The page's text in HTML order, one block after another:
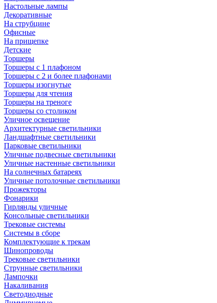
Настольные лампы
Декоративные
На струбцине
Офисные
На прищепке
Детские
Торшеры
Торшеры с 1 плафоном
Торшеры с 2 и более плафонами
Торшеры изогнутые
Торшеры для чтения
Торшеры на треноге
Торшеры со столиком
Уличное освещение
Архитектурные светильники
Ландшафтные светильники
Парковые светильники
Уличные подвесные светильники
Уличные настенные светильники
На солнечных батареях
Уличные потолочные светильники
Прожекторы
Фонарики
Гирлянды уличные
Консольные светильники
Трековые системы
Системы в сборе
Комплектующие к трекам
Шинопроводы
Трековые светильники
Струнные светильники
Лампочки
Накаливания
Светодиодные